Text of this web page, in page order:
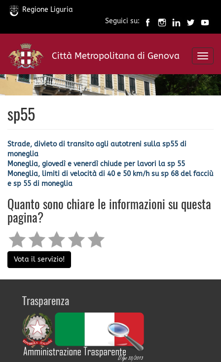
Salta
contenuto
principale
Regione Liguria
Seguici su:
Città Metropolitana di Genova
sp55
Strade, divieto di transito agli autotreni sulla sp55 di
moneglia
Moneglia, giovedì e venerdì chiude per lavori la sp 55
Moneglia, limiti di velocità di 40 e 50 km/h su sp 68 del facciù
e sp 55 di moneglia
Quanto sono chiare le informazioni su questa
pagina?
Vota il servizio!
Trasparenza